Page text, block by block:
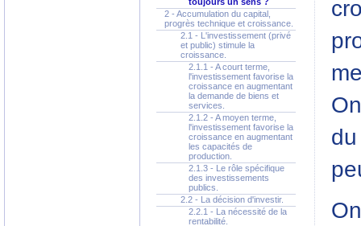
2 - Accumulation du capital,
progrès technique et croissance.
2.1 - L'investissement (privé
et public) stimule la
croissance.
2.1.1 - A court terme,
l'investissement favorise la
croissance en augmentant
la demande de biens et
services.
2.1.2 - A moyen terme,
l'investissement favorise la
croissance en augmentant
les capacités de
production.
2.1.3 - Le rôle spécifique
des investissements
publics.
2.2 - La décision d'investir.
2.2.1 - La nécessité de la
rentabilité.